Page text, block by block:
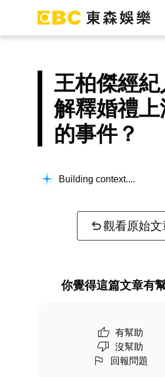
王柏傑經
解釋婚禮
的事件？
Building context...
觀看原始文
你覺得這篇文章有
有幫助
沒幫助
回報問題